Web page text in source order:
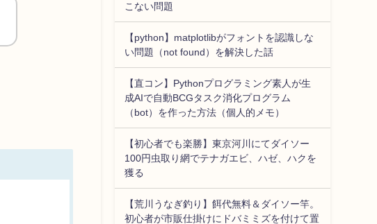
こない問題
【python】matplotlibがフォントを認識しな
い問題（not found）を解決した話
【直コン】Pythonプログラミング素人が生
成AIで自動BCGタスク消化プログラム
（bot）を作った方法（個人的メモ）
【初心者でも楽勝】東京河川にてダイソー
100円虫取り網でテナガエビ、ハゼ、ハクを
獲る
【荒川うなぎ釣り】餌代無料＆ダイソー竿。
初心者が市販仕掛けにドバミミズを付けて置